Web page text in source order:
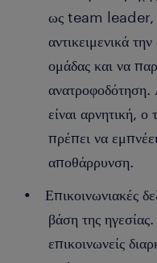
ως team leader,
αντικειμενικά
ομάδας και να
ανατροφοδότηση.
είναι αρνητική,
πρέπει να
αποθάρρυνση.
Επικοινωνιακές
βάση της
επικοινωνείς